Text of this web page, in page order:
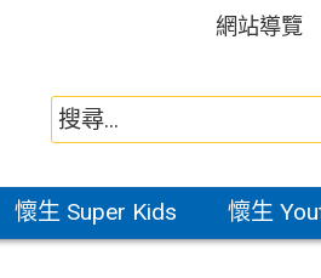
網站導覽
懷生 Super Kids 懷生